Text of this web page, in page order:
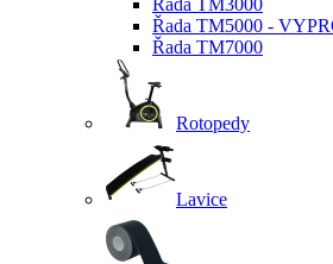
Řada TM3000
Řada TM5000 -
Řada TM7000
Rotopedy
Lavice